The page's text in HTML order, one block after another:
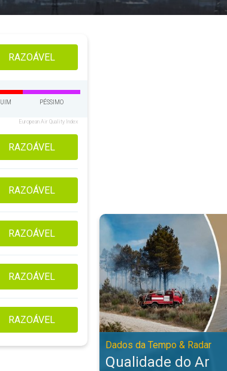
RAZOÁVEL
PÉSSIMO
European Air Quality Index
RAZOÁVEL
RAZOÁVEL
RAZOÁVEL
RAZOÁVEL
RAZOÁVEL
Qualidade do Ar. Dados da
Dados da Tempo & Radar
Qualidade do Ar